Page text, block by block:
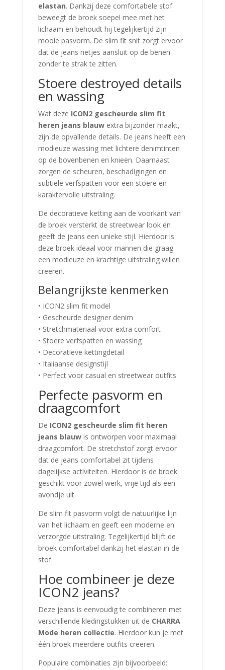
elastan. Dankzij deze comfortabele stof
beweegt de broek soepel mee met het
lichaam en behoudt hij tegelijkertijd zijn
mooie pasvorm. De slim fit snit zorgt ervoor
dat de jeans netjes aansluit op de benen
zonder te strak te zitten.
Stoere destroyed details
en wassing
Wat deze ICON2 gescheurde slim fit
heren jeans blauwextra bijzonder maakt,
zijn de opvallende details. De jeans heeft een
modieuze wassing met lichtere denimtinten
op de bovenbenen en knieën. Daarnaast
zorgen de scheuren, beschadigingen en
subtiele verfspatten voor een stoere en
karaktervolle uitstraling.
De decoratieve ketting aan de voorkant van
de broek versterkt de streetwear look en
geeft de jeans een unieke stijl. Hierdoor is
deze broek ideaal voor mannen die graag
een modieuze en krachtige uitstraling willen
creëren.
Belangrijkste kenmerken
• ICON2 slim fit model
• Gescheurde designer denim
• Stretchmateriaal voor extra comfort
• Stoere verfspatten en wassing
• Decoratieve kettingdetail
• Italiaanse designstijl
• Perfect voor casual en streetwear outfits
Perfecte pasvorm en
draagcomfort
De ICON2 gescheurde slim fit heren
jeans blauwis ontworpen voor maximaal
draagcomfort. De stretchstof zorgt ervoor
dat de jeans comfortabel zit tijdens
dagelijkse activiteiten. Hierdoor is de broek
geschikt voor zowel werk, vrije tijd als een
avondje uit.
De slim fit pasvorm volgt de natuurlijke lijn
van het lichaam en geeft een moderne en
verzorgde uitstraling. Tegelijkertijd blijft de
broek comfortabel dankzij het elastan in de
stof.
Hoe combineer je deze
ICON2 jeans?
Deze jeans is eenvoudig te combineren met
verschillende kledingstukken uit de CHARRA
Mode heren collectie. Hierdoor kun je met
één broek meerdere outfits creëren.
Populaire combinaties zijn bijvoorbeeld: